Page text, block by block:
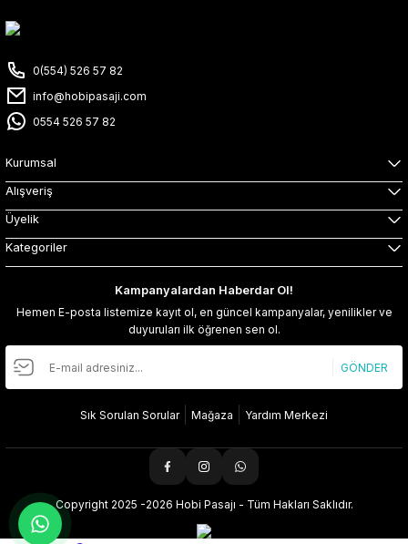
0(554) 526 57 82
info@hobipasaji.com
0554 526 57 82
Kurumsal
Alışveriş
Üyelik
Kategoriler
Kampanyalardan Haberdar Ol!
Hemen E-posta listemize kayıt ol, en güncel kampanyalar, yenilikler ve
duyuruları ilk öğrenen sen ol.
GÖNDER
Sık Sorulan Sorular Mağaza Yardım Merkezi
Copyright 2025 -2026 Hobi Pasajı - Tüm Hakları Saklıdır.